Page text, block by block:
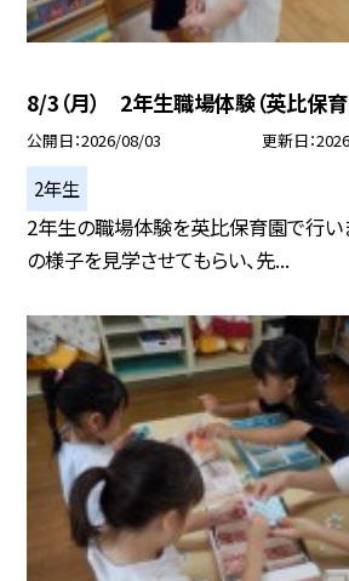
8/3（月） 2年生職場体験（英比保育
公開日 2026/08/03 更新日
2年生
2年生の職場体験を英比保育園で行い
の様子を見学させてもらい、先...